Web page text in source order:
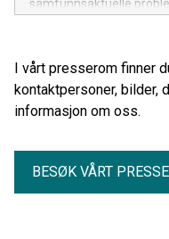
samfunnsaktuelle
I vårt presserom finner
kontaktpersoner, bilder,
informasjon om oss.
BESØK VÅRT